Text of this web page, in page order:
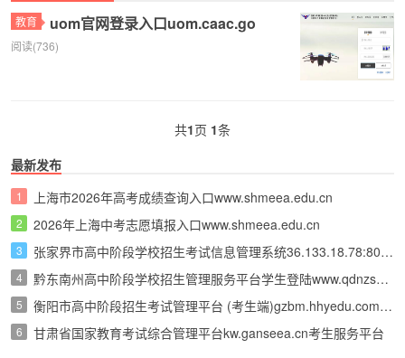
教育 uom官网登录入口uom.caac.go
阅读(736)
共1页 1条
最新发布
1 上海市2026年高考成绩查询入口www.shmeea.edu.cn
2 2026年上海中考志愿填报入口www.shmeea.edu.cn
3 张家界市高中阶段学校招生考试信息管理系统36.133.18.78:8081
4 黔东南州高中阶段学校招生管理服务平台学生登陆www.qdnzsks.org.cn
5 衡阳市高中阶段招生考试管理平台 (考生端)gzbm.hhyedu.com.cn
6 甘肃省国家教育考试综合管理平台kw.ganseea.cn考生服务平台